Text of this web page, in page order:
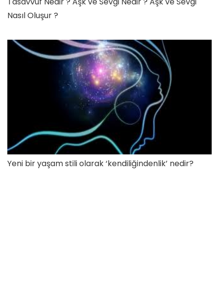
Nasıl Oluşur ?
Yeni bir yaşam stili olarak ‘kendiliğindenlik’ nedir?